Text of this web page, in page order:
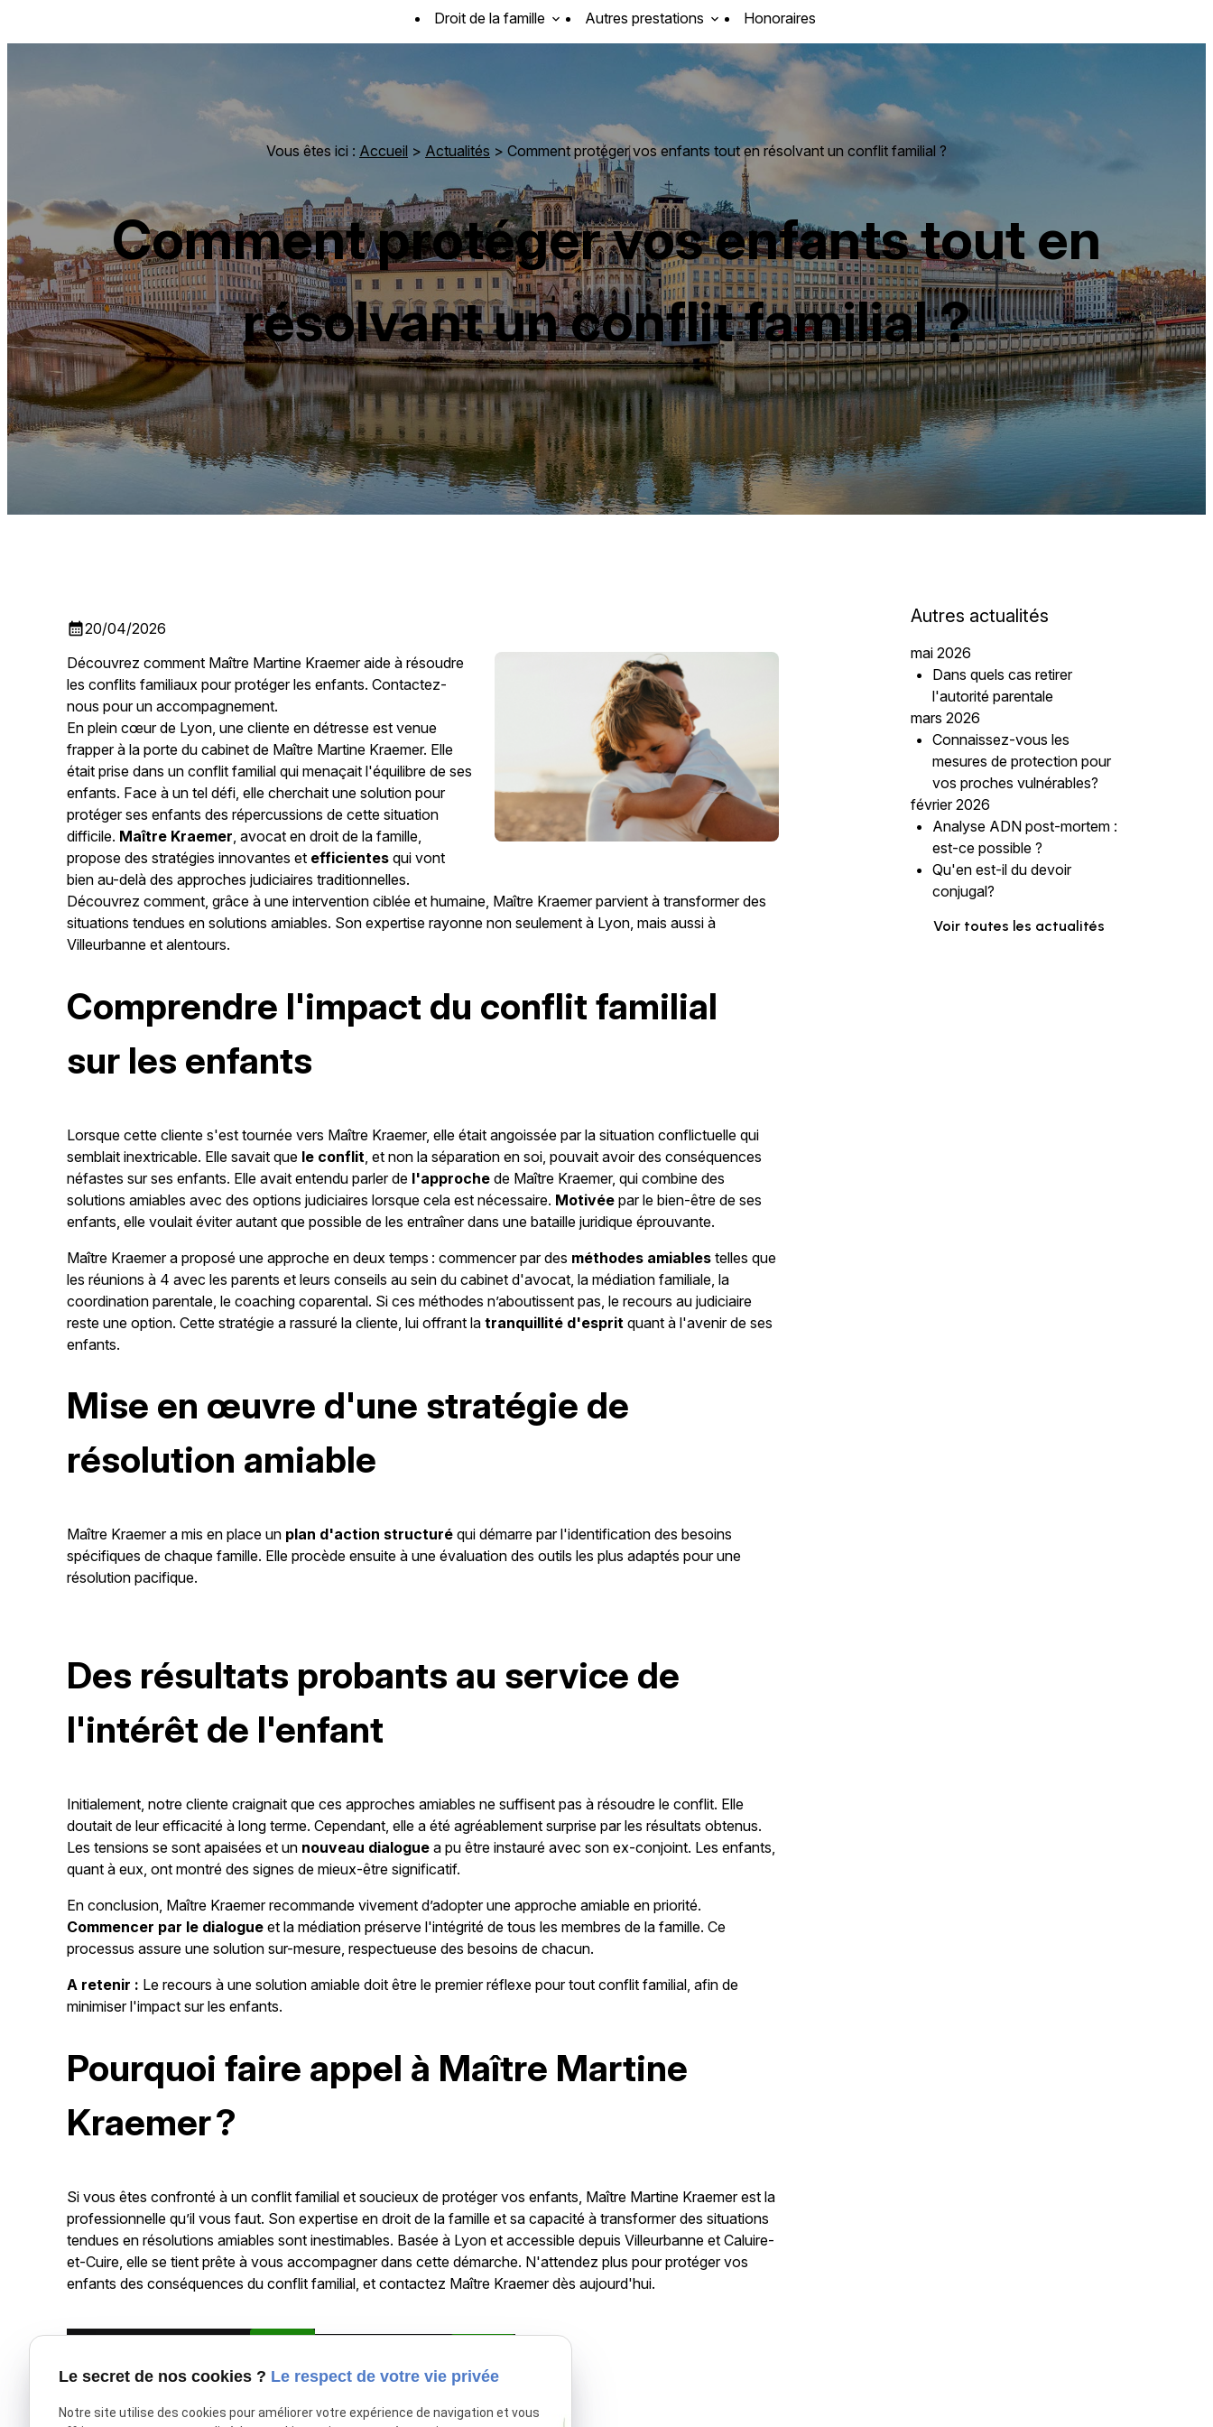
Droit de la famille Autres prestations Honoraires
Vous êtes ici : Accueil > Actualités > Comment protéger vos enfants tout en résolvant un conflit familial ?
Comment protéger vos enfants tout en
résolvant un conflit familial ?
calendar_month20/04/2026
Découvrez comment Maître Martine Kraemer aide à résoudre
les conflits familiaux pour protéger les enfants. Contactez-
nous pour un accompagnement.
En plein cœur de Lyon, une cliente en détresse est venue
frapper à la porte du cabinet de Maître Martine Kraemer. Elle
était prise dans un conflit familial qui menaçait l'équilibre de ses
enfants. Face à un tel défi, elle cherchait une solution pour
protéger ses enfants des répercussions de cette situation
difficile. Maître Kraemer, avocat en droit de la famille,
propose des stratégies innovantes et efficientes qui vont
bien au-delà des approches judiciaires traditionnelles.
Découvrez comment, grâce à une intervention ciblée et humaine, Maître Kraemer parvient à transformer des
situations tendues en solutions amiables. Son expertise rayonne non seulement à Lyon, mais aussi à
Villeurbanne et alentours.
Comprendre l'impact du conflit familial
sur les enfants
Lorsque cette cliente s'est tournée vers Maître Kraemer, elle était angoissée par la situation conflictuelle qui
semblait inextricable. Elle savait que le conflit , et non la séparation en soi, pouvait avoir des conséquences
néfastes sur ses enfants. Elle avait entendu parler de l'approchede Maître Kraemer, qui combine des
solutions amiables avec des options judiciaires lorsque cela est nécessaire. Motivée par le bien-être de ses
enfants, elle voulait éviter autant que possible de les entraîner dans une bataille juridique éprouvante.
Maître Kraemer a proposé une approche en deux temps : commencer par des méthodes amiables telles que
les réunions à 4 avec les parents et leurs conseils au sein du cabinet d'avocat, la médiation familiale, la
coordination parentale, le coaching coparental. Si ces méthodes n’aboutissent pas, le recours au judiciaire
reste une option. Cette stratégie a rassuré la cliente, lui offrant latranquillité d'esprit quant à l'avenir de ses
enfants.
Mise en œuvre d'une stratégie de
résolution amiable
Maître Kraemer a mis en place un plan d'action structuré qui démarre par l'identification des besoins
spécifiques de chaque famille. Elle procède ensuite à une évaluation des outils les plus adaptés pour une
résolution pacifique.
Des résultats probants au service de
l'intérêt de l'enfant
Initialement, notre cliente craignait que ces approches amiables ne suffisent pas à résoudre le conflit. Elle
doutait de leur efficacité à long terme. Cependant, elle a été agréablement surprise par les résultats obtenus.
Les tensions se sont apaisées et un nouveau dialogue a pu être instauré avec son ex-conjoint. Les enfants,
quant à eux, ont montré des signes de mieux-être significatif.
En conclusion, Maître Kraemer recommande vivement d’adopter une approche amiable en priorité.
Commencer par le dialogue et la médiation préserve l'intégrité de tous les membres de la famille. Ce
processus assure une solution sur-mesure, respectueuse des besoins de chacun.
A retenir : Le recours à une solution amiable doit être le premier réflexe pour tout conflit familial, afin de
minimiser l'impact sur les enfants.
Pourquoi faire appel à Maître Martine
Kraemer ?
Si vous êtes confronté à un conflit familial et soucieux de protéger vos enfants, Maître Martine Kraemer est la
professionnelle qu’il vous faut. Son expertise en droit de la famille et sa capacité à transformer des situations
tendues en résolutions amiables sont inestimables. Basée à Lyon et accessible depuis Villeurbanne et Caluire-
et-Cuire, elle se tient prête à vous accompagner dans cette démarche. N'attendez plus pour protéger vos
enfants des conséquences du conflit familial, et contactez Maître Kraemer dès aujourd'hui.
X (formerly Twitter) est désactivé. Autoriser
Autres actualités
mai 2026
Dans quels cas retirer
l'autorité parentale
mars 2026
Connaissez-vous les
mesures de protection pour
vos proches vulnérables?
février 2026
Analyse ADN post-mortem :
est-ce possible ?
Qu'en est-il du devoir
conjugal?
Voir toutes les actualités
Le secret de nos cookies ? Le respect de votre vie privée
Notre site utilise des cookies pour améliorer votre expérience de navigation et vous